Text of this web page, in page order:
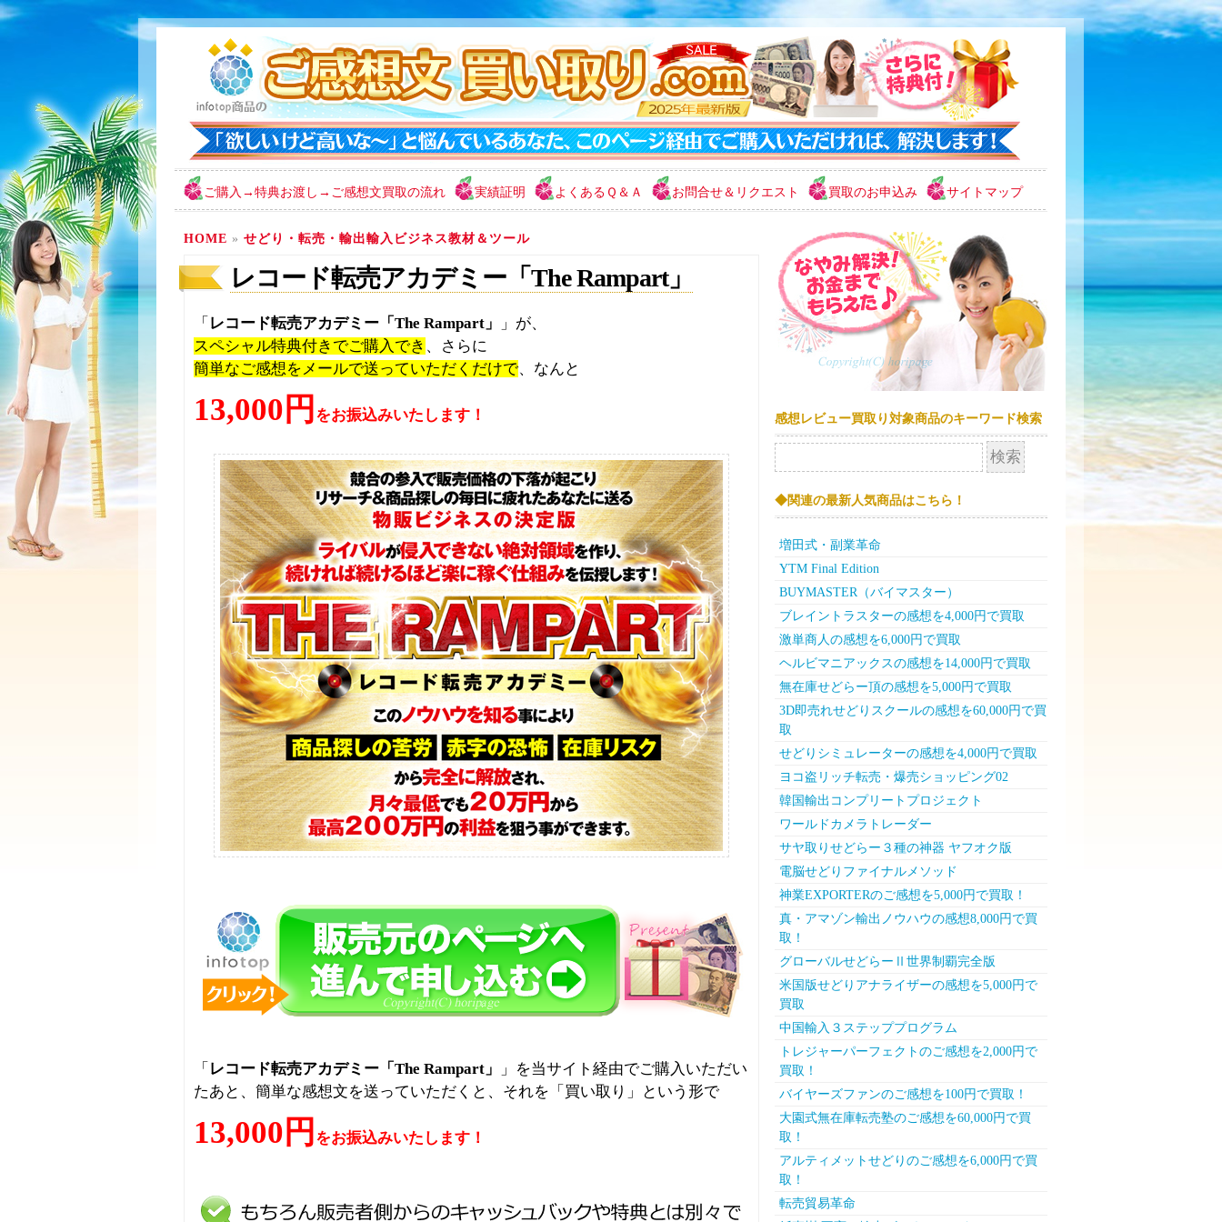
ご購入→特典お渡し→ご感想文買取の流れ 実績証明 よくあるＱ＆Ａ お問合せ＆リクエスト 買取のお申込み サイトマップ
HOME » せどり・転売・輸出輸入ビジネス教材＆ツール
レコード転売アカデミー「The Rampart」
「 レコード転売アカデミー「The Rampart」
」が、
スペシャル特典付きでご購入でき 、さらに
簡単なご感想をメールで送っていただくだけで、なんと
13,000円 をお振込みいたします！
「 レコード転売アカデミー「The Rampart」
」を当サイト経由でご購入いただい
たあと、簡単な感想文を送っていただくと、それを「買い取り」という形で
13,000円 をお振込みいたします！
感想レビュー買取り対象商品のキーワード検索
検索:
◆関連の最新人気商品はこちら！
増田式・副業革命
YTM Final Edition
BUYMASTER（バイマスター）
ブレイントラスターの感想を4,000円で買取
激単商人の感想を6,000円で買取
ヘルビマニアックスの感想を14,000円で買取
無在庫せどらー頂の感想を5,000円で買取
3D即売れせどりスクールの感想を60,000円で買
取
せどりシミュレーターの感想を4,000円で買取
ヨコ盗リッチ転売・爆売ショッピング02
韓国輸出コンプリートプロジェクト
ワールドカメラトレーダー
サヤ取りせどらー３種の神器 ヤフオク版
電脳せどりファイナルメソッド
神業EXPORTERのご感想を5,000円で買取！
真・アマゾン輸出ノウハウの感想8,000円で買
取！
グローバルせどらーⅡ世界制覇完全版
米国版せどりアナライザーの感想を5,000円で
買取
中国輸入３ステッププログラム
トレジャーパーフェクトのご感想を2,000円で
買取！
バイヤーズファンのご感想を100円で買取！
大園式無在庫転売塾のご感想を60,000円で買
取！
アルティメットせどりのご感想を6,000円で買
取！
転売貿易革命